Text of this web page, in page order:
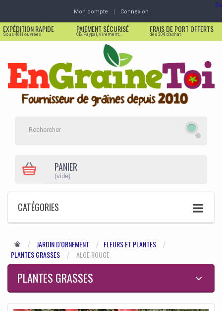
Mon compte Connexion
EXPÉDITION RAPIDE
Sous 48H ouvrées
PAIEMENT SÉCURISÉ
CB, Paypal, Virement,...
FRAIS DE PORT OFFERTS
dès 30€ d'achat
PANIER
(vide)
CATÉGORIES
JARDIN D'ORNEMENT
FLEURS ET PLANTES
PLANTES GRASSES
ALOE ROUGE
PLANTES GRASSES